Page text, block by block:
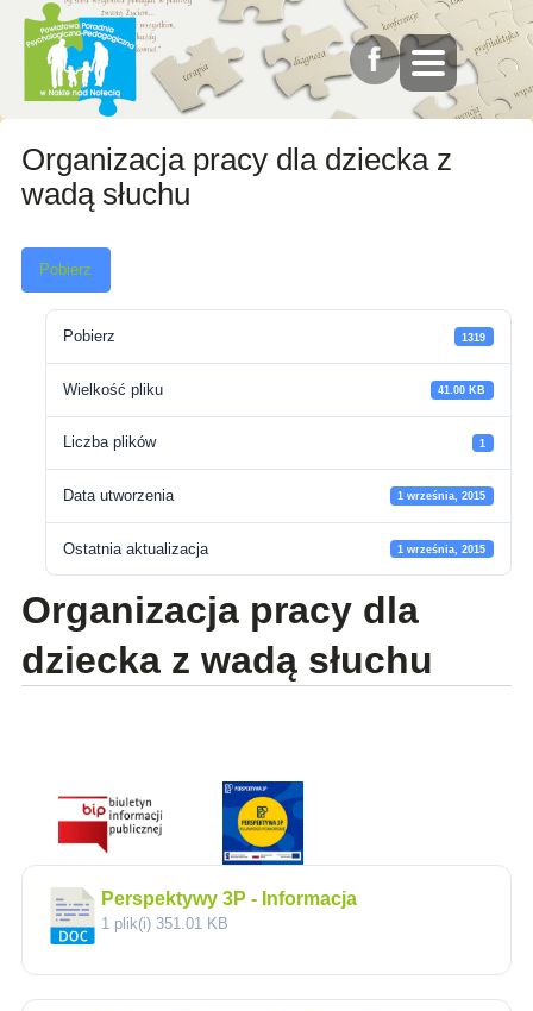
Organizacja pracy dla dziecka z
wadą słuchu
Pobierz
Pobierz 1319
Wielkość pliku 41.00 KB
Liczba plików 1
Data utworzenia 1 września, 2015
Ostatnia aktualizacja 1 września, 2015
Organizacja pracy dla
dziecka z wadą słuchu
Perspektywy 3P - Informacja
1 plik(i) 351.01 KB